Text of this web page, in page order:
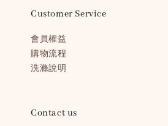
Customer Service
會員權益
購物流程
洗滌說明
Contact us